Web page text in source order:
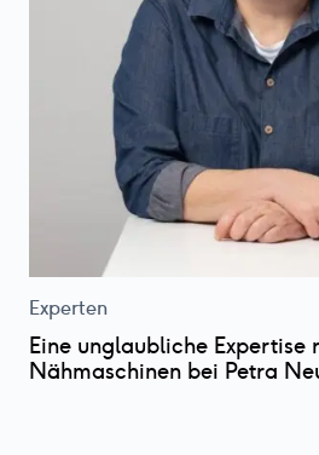
Experten
Eine unglaubliche Expertise
Nähmaschinen bei Petra